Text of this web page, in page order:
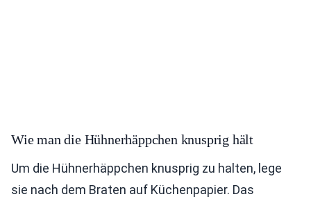
Wie man die Hühnerhäppchen knusprig hält
Um die Hühnerhäppchen knusprig zu halten, lege
sie nach dem Braten auf Küchenpapier. Das